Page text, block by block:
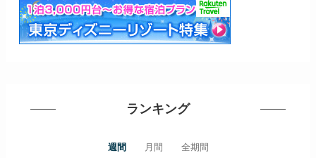
ランキング
週間 月間 全期間